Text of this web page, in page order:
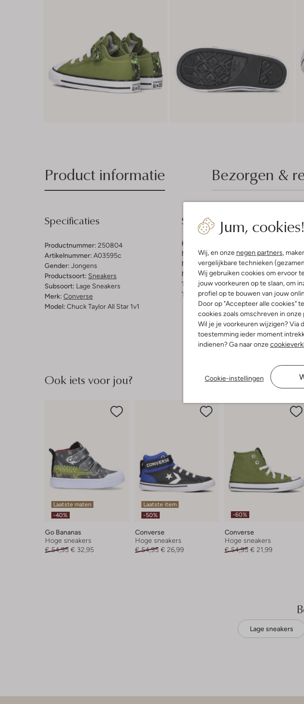
Jum, cookies!
Wij, en onze negen partners,
vergelijkbare technieken
Wij gebruiken cookies om ervoor
jouw voorkeuren op te slaan, om
profiel op te bouwen van jouw
Door op "Accepteer alle cookies"
cookies zoals omschreven in onze
Wil je je voorkeuren wijzigen? Via
toestemming ieder moment
indienen? Ga naar onze
Cookie-instellingen
Product informatie Bezorgen &
Specificaties
Productnummer: 250804
Artikelnummer: A03595c
Gender: Jongens
Productsoort: Sneakers
Subsoort: Lage Sneakers
Merk: Converse
Model: Chuck Taylor All Star 1v1
Samenstelling & Pasvorm
Kleur:
Materiaal buitenkant:Canvas
Materiaal binnenkant:Textiel
Materiaal zool:Rubber
Type sluiting:Klittenband
Type neus:Ronde Neus
Ook iets voor jou?
Laatste maten
-40%
Go Bananas
Hoge sneakers
€ 54,95 € 32,95
Laatste item
-50%
Converse
Hoge sneakers
€ 54,95 € 26,99
-60%
Converse
Hoge sneakers
€ 54,95 € 21,99
Lage sneakers